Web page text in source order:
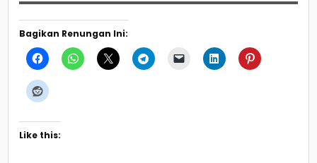
Bagikan Renungan Ini:
Like this: